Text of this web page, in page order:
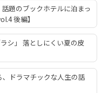
題のブックホテルに泊まっ
後編】
シ」 落としにくい夏の皮
ドラマチックな人生の話